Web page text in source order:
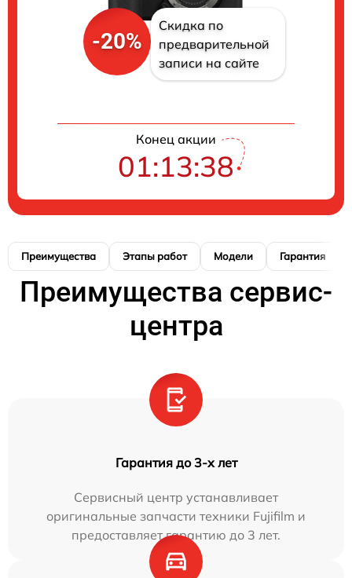
-20%
Скидка по
предварительной
записи на сайте
Конец акции
01:13:37
Преимущества Этапы работ Модели Гарантия
Преимущества сервис-
центра
Гарантия до 3-х лет
Сервисный центр устанавливает
оригинальные запчасти техники Fujifilm и
предоставляет гарантию до 3 лет.